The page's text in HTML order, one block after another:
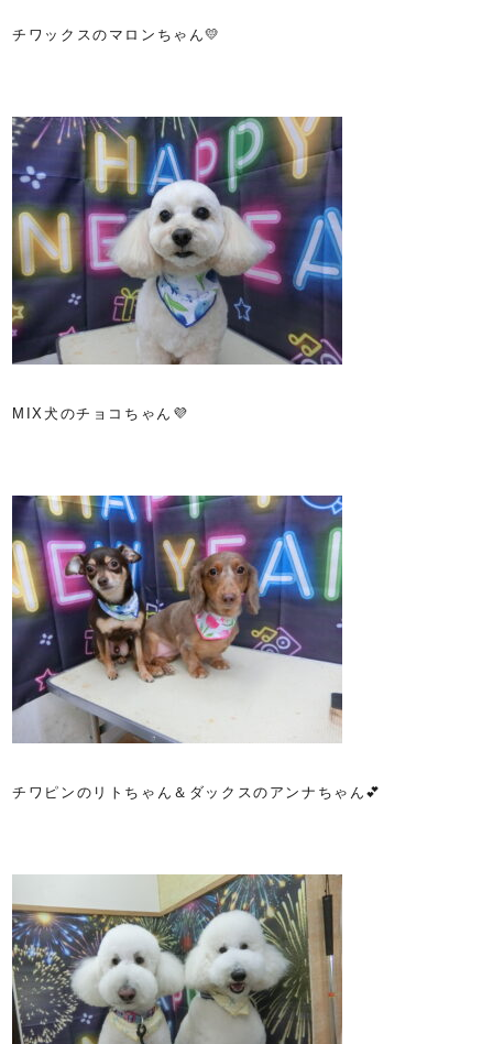
チワックスのマロンちゃん💛
MIX犬のチョコちゃん💜
チワピンのリトちゃん＆ダックスのアンナちゃん💕